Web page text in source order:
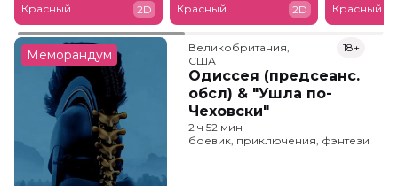
Красный
2D
Красный
2D
Красный
Меморандум
Великобритания,
США
Одиссея (предсеанс.
обсл) & "Ушла по-
Чеховски"
18+
2 ч 52 мин
боевик, приключения, фэнтези